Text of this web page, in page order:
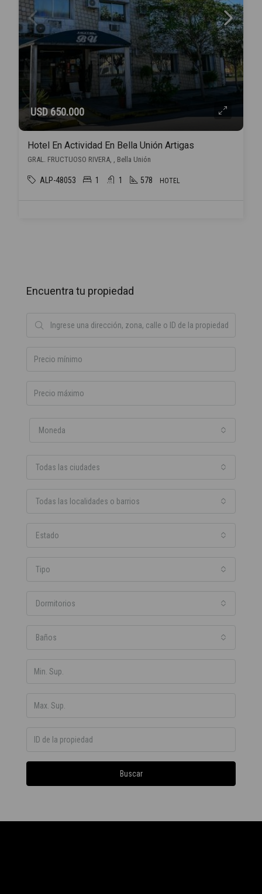
USD 650.000
Hotel En Actividad En Bella Unión Artigas
GRAL. FRUCTUOSO RIVERA, , Bella Unión
ALP-48053 1 1 578 HOTEL
Encuentra tu propiedad
Moneda
Todas las ciudades
Todas las localidades o barrios
Estado
Tipo
Dormitorios
Baños
Buscar